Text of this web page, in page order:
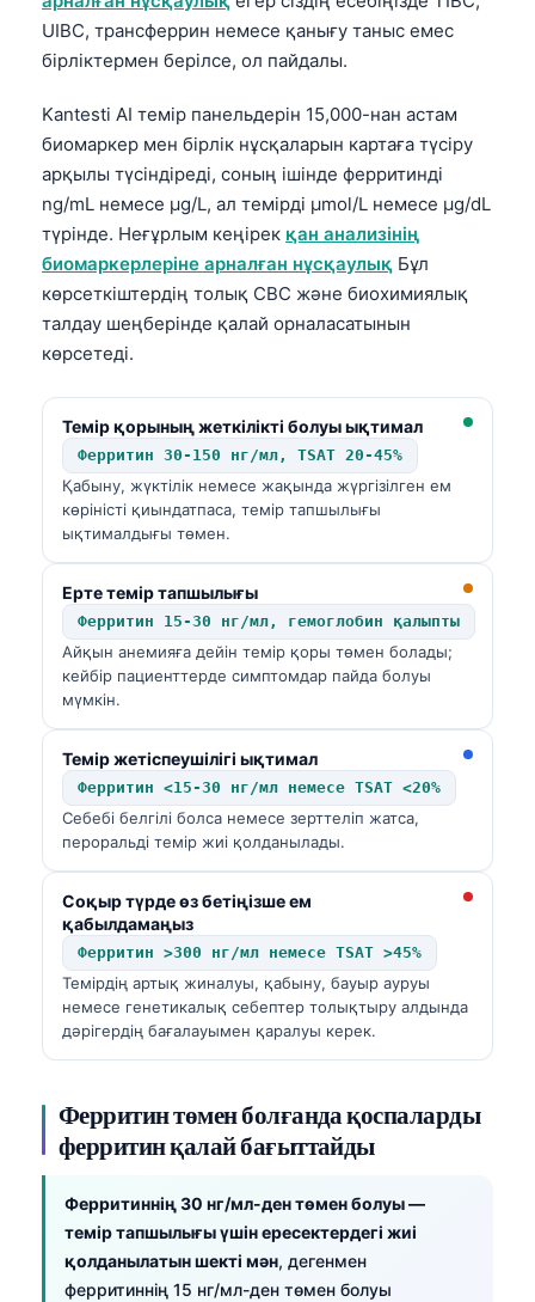
UIBC, трансферрин немесе қанығу таныс емес
бірліктермен берілсе, ол пайдалы.
Kantesti AI темір панельдерін 15,000-нан астам
биомаркер мен бірлік нұсқаларын картаға түсіру
арқылы түсіндіреді, соның ішінде ферритинді
ng/mL немесе µg/L, ал темірді µmol/L немесе µg/dL
түрінде. Неғұрлым кеңірек қан анализінің
биомаркерлеріне арналған нұсқаулық Бұл
көрсеткіштердің толық CBC және биохимиялық
талдау шеңберінде қалай орналасатынын
көрсетеді.
Темір қорының жеткілікті болуы ықтимал
Ферритин 30-150 нг/мл, TSAT 20-45%
Қабыну, жүктілік немесе жақында жүргізілген ем
көріністі қиындатпаса, темір тапшылығы
ықтималдығы төмен.
Ерте темір тапшылығы
Ферритин 15-30 нг/мл, гемоглобин қалыпты
Айқын анемияға дейін темір қоры төмен болады;
кейбір пациенттерде симптомдар пайда болуы
мүмкін.
Темір жетіспеушілігі ықтимал
Ферритин <15-30 нг/мл немесе TSAT <20%
Себебі белгілі болса немесе зерттеліп жатса,
пероральді темір жиі қолданылады.
Соқыр түрде өз бетіңізше ем
қабылдамаңыз
Ферритин >300 нг/мл немесе TSAT >45%
Темірдің артық жиналуы, қабыну, бауыр ауруы
немесе генетикалық себептер толықтыру алдында
дәрігердің бағалауымен қаралуы керек.
Ферритин төмен болғанда қоспаларды
ферритин қалай бағыттайды
Ферритиннің 30 нг/мл-ден төмен болуы —
темір тапшылығы үшін ересектердегі жиі
қолданылатын шекті мән, дегенмен
ферритиннің 15 нг/мл-ден төмен болуы